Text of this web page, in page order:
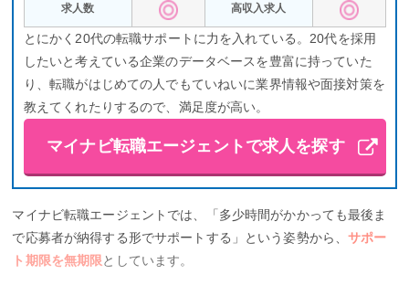
求人数 高収入求人
とにかく20代の転職サポートに力を入れている。20代を採用
したいと考えている企業のデータベースを豊富に持っていた
り、転職がはじめての人でもていねいに業界情報や面接対策を
教えてくれたりするので、満足度が高い。
マイナビ転職エージェントで求人を探す
マイナビ転職エージェントでは、「多少時間がかかっても最後ま
で応募者が納得する形でサポートする」という姿勢から、サポー
ト期限を無期限としています。